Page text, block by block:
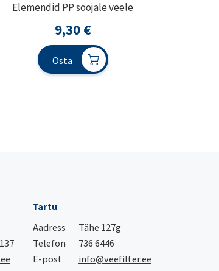
Elemendid PP soojale veele
9,30 €
Osta
Tartu
Aadress
Tähe 127g
Telefon
736 6446
E-post
info@veefilter.ee